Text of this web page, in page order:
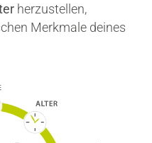
herzustellen,
Merkmale deines